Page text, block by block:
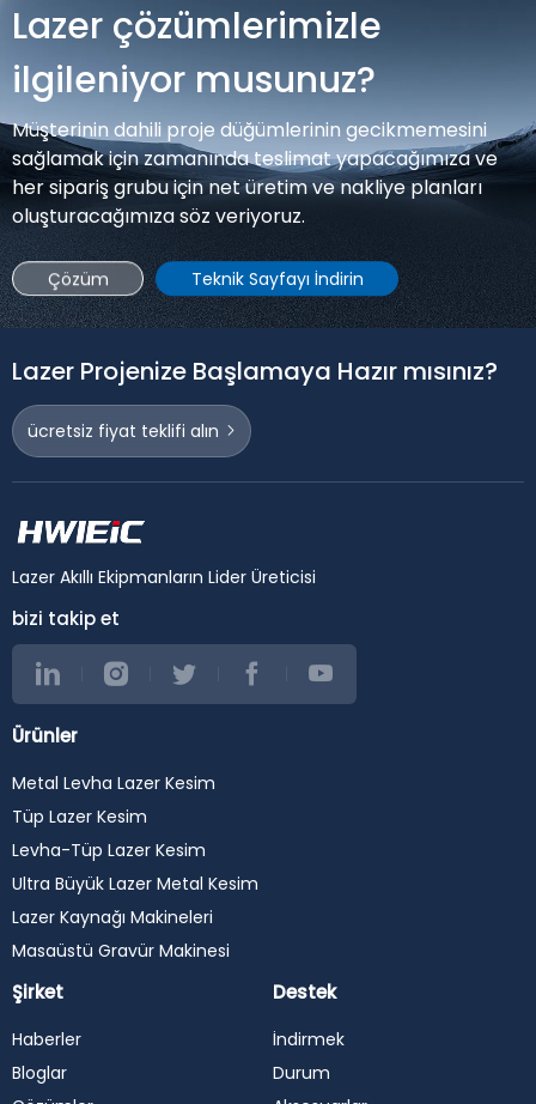
geliştirilmesinde yeni bir kilometre taşını işaret ediyor.
Lazer çözümlerimizle
ilgileniyor musunuz?
Müşterinin dahili proje düğümlerinin gecikmemesini
sağlamak için zamanında teslimat yapacağımıza ve
her sipariş grubu için net üretim ve nakliye planları
oluşturacağımıza söz veriyoruz.
Çözüm Teknik Sayfayı İndirin
Lazer Projenize Başlamaya Hazır mısınız?
ücretsiz fiyat teklifi alın
Lazer Akıllı Ekipmanların Lider Üreticisi
bizi takip et
Ürünler
Metal Levha Lazer Kesim
Tüp Lazer Kesim
Levha-Tüp Lazer Kesim
Ultra Büyük Lazer Metal Kesim
Lazer Kaynağı Makineleri
Masaüstü Gravür Makinesi
Şirket
Haberler
Bloglar
Destek
İndirmek
Durum